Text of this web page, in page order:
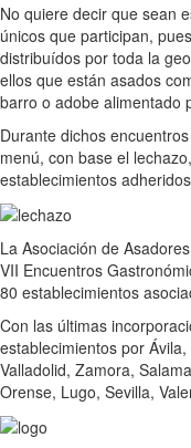
No quiere decir que sean
únicos que participan,
distribuídos por toda la
ellos que están asados
barro o adobe alimentado
Durante dichos
menú, con base el
establecimientos
La Asociación de
VII Encuentros
80 establecimientos
Con las últimas
establecimientos por
Valladolid, Zamora,
Orense, Lugo, Sevilla,